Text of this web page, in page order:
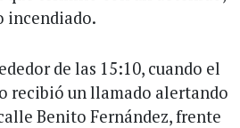
incendiado.
de las 15:10, cuando el
recibió un llamado alertando
Benito Fernández, frente